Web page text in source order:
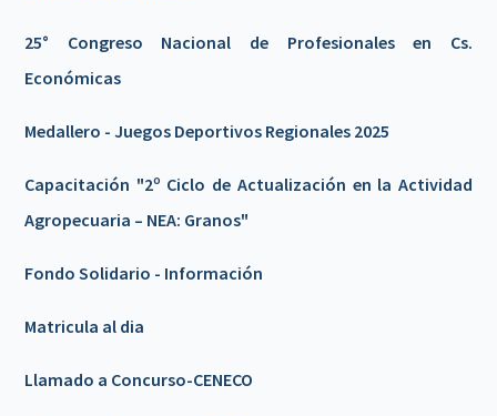
25° Congreso Nacional de Profesionales en Cs.
Económicas
Medallero - Juegos Deportivos Regionales 2025
Capacitación "2º Ciclo de Actualización en la Actividad
Agropecuaria – NEA: Granos"
Fondo Solidario - Información
Matricula al dia
Llamado a Concurso-CENECO